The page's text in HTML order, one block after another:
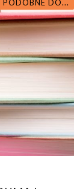
PODOBNE DO...